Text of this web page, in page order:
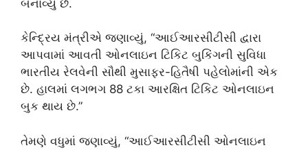
બનાવ્યું છે.
કેન્દ્રિય મંત્રીએ જણાવ્યું, “આઈઆરસીટીસી દ્વારા
આપવામાં આવતી ઓનલાઇન ટિકિટ બુકિંગની સુવિધા
ભારતીય રેલવેની સૌથી મુસાફર-હિતૈષી પહેલોમાંની એક
છે. હાલમાં લગભગ 88 ટકા આરક્ષિત ટિકિટ ઓનલાઇન
બુક થાય છે.”
તેમણે વધુમાં જણાવ્યું, “આઈઆરસીટીસી ઓનલાઇન